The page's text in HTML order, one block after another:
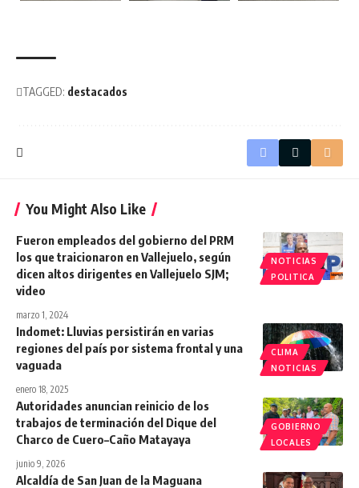
TAGGED: destacados
You Might Also Like
NOTICIAS
POLITICA
Fueron empleados del gobierno del PRM
los que traicionaron en Vallejuelo, según
dicen altos dirigentes en Vallejuelo SJM;
video
marzo 1, 2024
CLIMA
NOTICIAS
Indomet: Lluvias persistirán en varias
regiones del país por sistema frontal y una
vaguada
enero 18, 2025
GOBIERNO
LOCALES
Autoridades anuncian reinicio de los
trabajos de terminación del Dique del
Charco de Cuero–Caño Matayaya
junio 9, 2026
Alcaldía de San Juan de la Maguana